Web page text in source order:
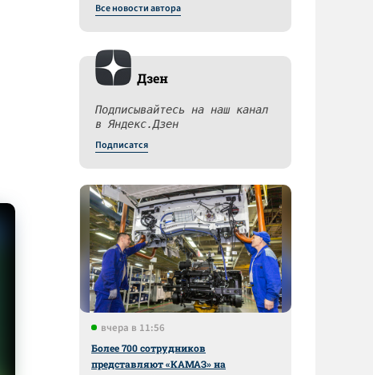
Все новости автора
Дзен
Подписывайтесь на наш канал
в Яндекс.Дзен
Подписатся
вчера в 11:56
Более 700 сотрудников
представляют «КАМАЗ» на